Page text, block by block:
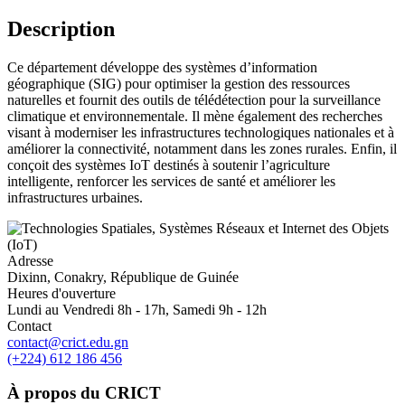
Description
Ce département développe des systèmes d’information
géographique (SIG) pour optimiser la gestion des ressources
naturelles et fournit des outils de télédétection pour la surveillance
climatique et environnementale. Il mène également des recherches
visant à moderniser les infrastructures technologiques nationales et à
améliorer la connectivité, notamment dans les zones rurales. Enfin, il
conçoit des systèmes IoT destinés à soutenir l’agriculture
intelligente, renforcer les services de santé et améliorer les
infrastructures urbaines.
Adresse
Dixinn, Conakry, République de Guinée
Heures d'ouverture
Lundi au Vendredi 8h - 17h, Samedi 9h - 12h
Contact
contact@crict.edu.gn
(+224) 612 186 456
À propos du CRICT